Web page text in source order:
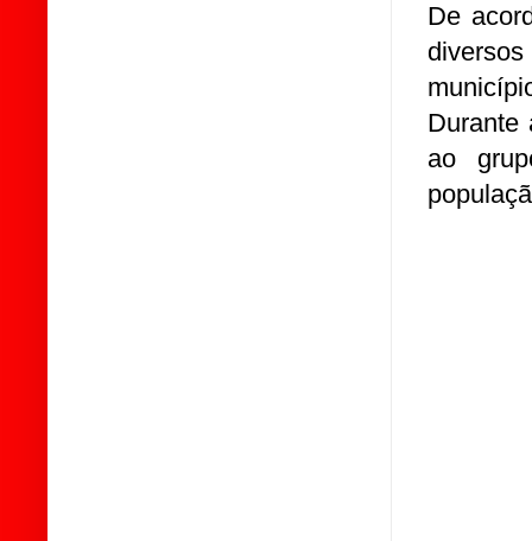
De
Durante
ao